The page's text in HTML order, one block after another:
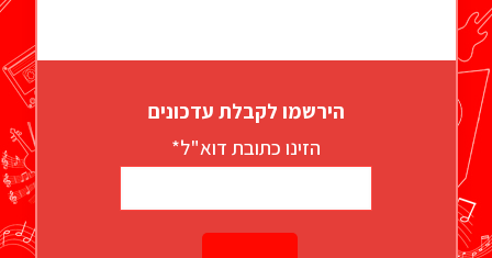
הירשמו לקבלת עדכונים
הזינו כתובת דוא"ל*